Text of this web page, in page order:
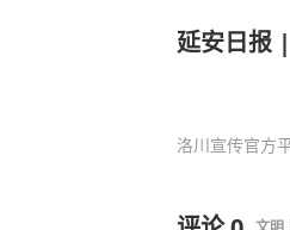
延安日报
洛川宣传官方